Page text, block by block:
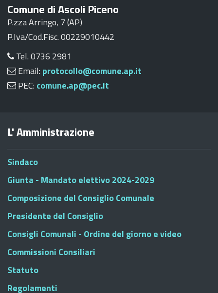
Comune di Ascoli Piceno
P.zza Arringo, 7 (AP)
P.Iva/Cod.Fisc. 00229010442
Tel. 0736 2981
Email: protocollo@comune.ap.it
PEC: comune.ap@pec.it
L' Amministrazione
Sindaco
Giunta - Mandato elettivo 2024-2029
Composizione del Consiglio Comunale
Presidente del Consiglio
Consigli Comunali - Ordine del giorno e video
Commissioni Consiliari
Statuto
Regolamenti